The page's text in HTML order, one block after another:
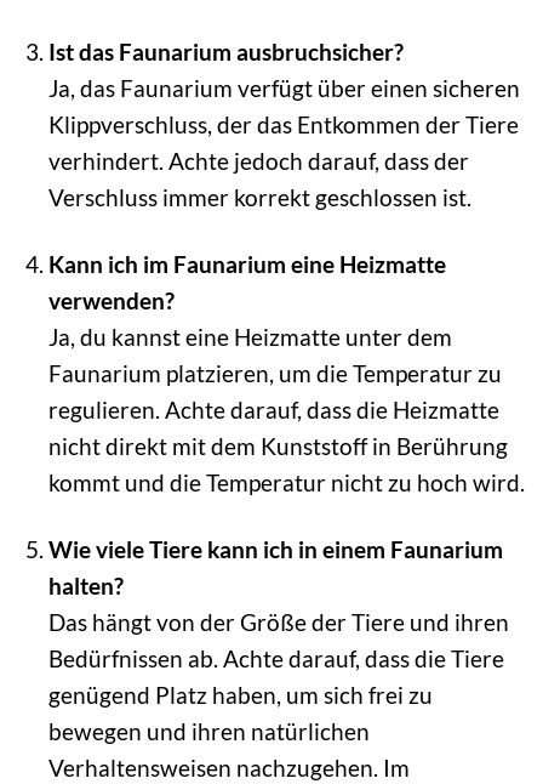
Ist das Faunarium ausbruchsicher?
Ja, das Faunarium verfügt über einen sicheren
Klippverschluss, der das Entkommen der Tiere
verhindert. Achte jedoch darauf, dass der
Verschluss immer korrekt geschlossen ist.
Kann ich im Faunarium eine Heizmatte
verwenden?
Ja, du kannst eine Heizmatte unter dem
Faunarium platzieren, um die Temperatur zu
regulieren. Achte darauf, dass die Heizmatte
nicht direkt mit dem Kunststoff in Berührung
kommt und die Temperatur nicht zu hoch wird.
Wie viele Tiere kann ich in einem Faunarium
halten?
Das hängt von der Größe der Tiere und ihren
Bedürfnissen ab. Achte darauf, dass die Tiere
genügend Platz haben, um sich frei zu
bewegen und ihren natürlichen
Verhaltensweisen nachzugehen. Im